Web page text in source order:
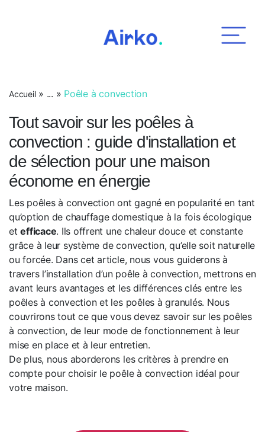
Accueil» ... » Poêle à convection
Tout savoir sur les poêles à
convection : guide d'installation et
de sélection pour une maison
économe en énergie
Les poêles à convection ont gagné en popularité en tant
qu’option de chauffage domestique à la fois écologique
etefficace. Ils offrent une chaleur douce et constante
grâce à leur système de convection, qu’elle soit naturelle
ou forcée. Dans cet article, nous vous guiderons à
travers l’installation d’un poêle à convection, mettrons en
avant leurs avantages et les différences clés entre les
poêles à convection et les poêles à granulés. Nous
couvrirons tout ce que vous devez savoir sur les poêles
à convection, de leur mode de fonctionnement à leur
mise en place et à leur entretien.
De plus, nous aborderons les critères à prendre en
compte pour choisir le poêle à convection idéal pour
votre maison.